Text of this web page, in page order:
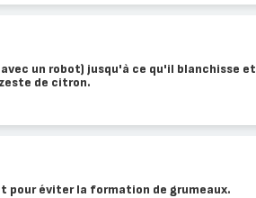
un robot) jusqu'à ce qu'il blanchisse et
de citron.
éviter la formation de grumeaux.